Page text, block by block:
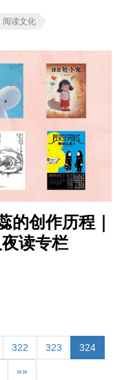
阅读文化
创作历程｜
夜读专栏
322 323 324
»»